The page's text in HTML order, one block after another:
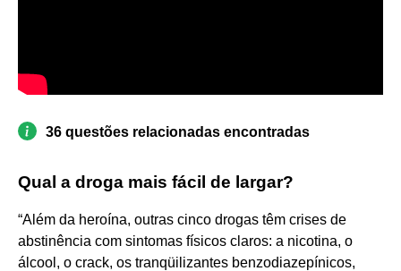
36 questões relacionadas encontradas
Qual a droga mais fácil de largar?
“Além da heroína, outras cinco drogas têm crises de
abstinência com sintomas físicos claros: a nicotina, o
álcool, o crack, os tranqüilizantes benzodiazepínicos,